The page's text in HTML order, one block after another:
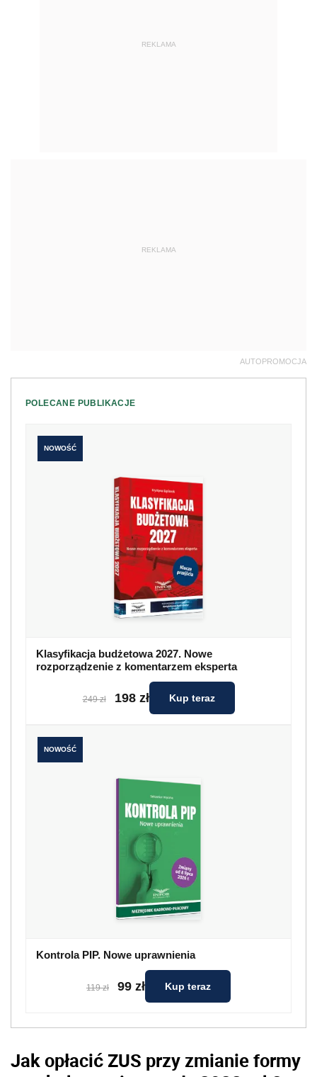
REKLAMA
REKLAMA
AUTOPROMOCJA
POLECANE PUBLIKACJE
NOWOŚĆ
Klasyfikacja budżetowa 2027. Nowe
rozporządzenie z komentarzem eksperta
249 zł 198 zł Kup teraz
NOWOŚĆ
Kontrola PIP. Nowe uprawnienia
119 zł 99 zł Kup teraz
Jak opłacić ZUS przy zmianie formy